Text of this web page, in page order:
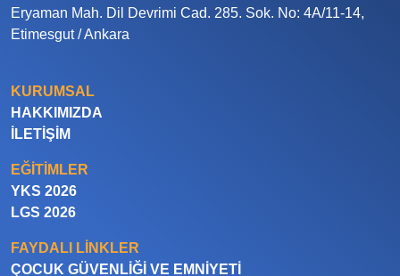
Eryaman Mah. Dil Devrimi Cad. 285. Sok. No: 4A/11-14,
Etimesgut / Ankara
KURUMSAL
HAKKIMIZDA
İLETIŞIM
EĞITIMLER
YKS 2026
LGS 2026
FAYDALI LINKLER
ÇOCUK GÜVENLIĞI VE EMNIYETI